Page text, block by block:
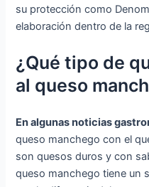
su protección como
elaboración dentro de la
¿Qué tipo de
al queso
En algunas noticias
queso manchego con el
son quesos duros y con
queso manchego tiene un